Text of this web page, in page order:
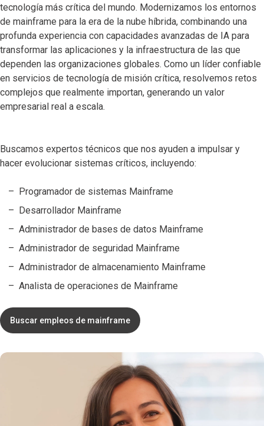
tecnología más crítica del mundo. Modernizamos los entornos
de mainframe para la era de la nube híbrida, combinando una
profunda experiencia con capacidades avanzadas de IA para
transformar las aplicaciones y la infraestructura de las que
dependen las organizaciones globales. Como un líder confiable
en servicios de tecnología de misión crítica, resolvemos retos
complejos que realmente importan, generando un valor
empresarial real a escala.
Buscamos expertos técnicos que nos ayuden a impulsar y
hacer evolucionar sistemas críticos, incluyendo:
Programador de sistemas Mainframe
Desarrollador Mainframe
Administrador de bases de datos Mainframe
Administrador de seguridad Mainframe
Administrador de almacenamiento Mainframe
Analista de operaciones de Mainframe
Buscar empleos de mainframe